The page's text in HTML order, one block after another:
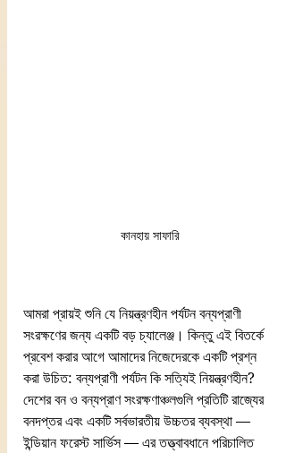
কানহায় সাফারি
আমরা প্রায়ই শুনি যে নিয়ন্ত্রণহীন পর্যটন বন্যপ্রাণী
সংরক্ষণের জন্য একটি বড় চ্যালেঞ্জ। কিন্তু এই বিতর্কে
প্রবেশ করার আগে আমাদের নিজেদেরকে একটি প্রশ্ন
করা উচিত: বন্যপ্রাণী পর্যটন কি সত্যিই নিয়ন্ত্রণহীন?
দেশের বন ও বন্যপ্রাণ সংরক্ষণাঞ্চলগুলি প্রতিটি রাজ্যের
বনদপ্তর এবং একটি সর্বভারতীয় উচ্চতর ব্যবস্থা —
ইন্ডিয়ান ফরেস্ট সার্ভিস — এর তত্ত্বাবধানে পরিচালিত